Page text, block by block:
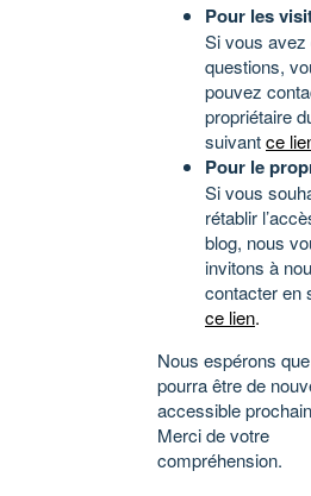
Pour les
Si vous avez
questions,
pouvez
propriétaire
suivantce
Pour le
Si vous
rétablir
blog, nous
invitons à
contacter en
ce lien.
Nous espérons
pourra être de
accessible
Merci de votre
compréhension.